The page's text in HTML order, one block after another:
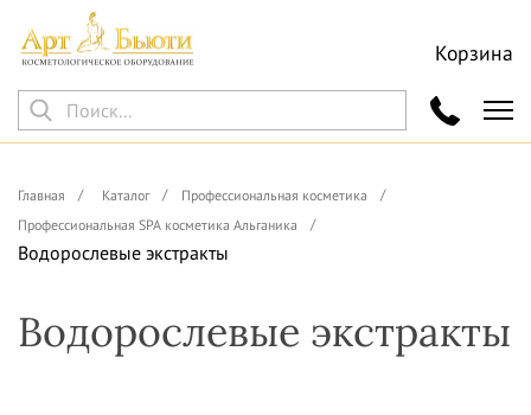
Корзина
Главная Каталог
Профессиональная косметика
Профессиональная SPA косметика Альганика
Водорослевые экстракты
Водорослевые экстракты